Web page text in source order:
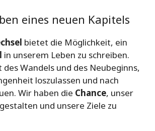
eines neuen Kapitels
bietet die Möglichkeit, ein
in unserem Leben zu schreiben.
des Wandels und des Neubeginns,
loszulassen und nach
Wir haben die Chance, unser
und unsere Ziele zu